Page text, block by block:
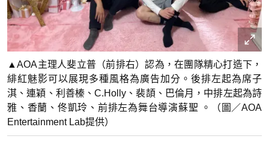
▲AOA主理人斐立普（前排右）認為，在團隊精心打造下，
緋紅魅影可以展現多種風格為廣告加分。後排左起為席子
淇、連穎、利善榛、C.Holly、裴頡、巴倫月，中排左起為詩
雅、香蘭、佟凱玲、前排左為舞台導演蘇聖 。（圖／AOA
Entertainment Lab提供）